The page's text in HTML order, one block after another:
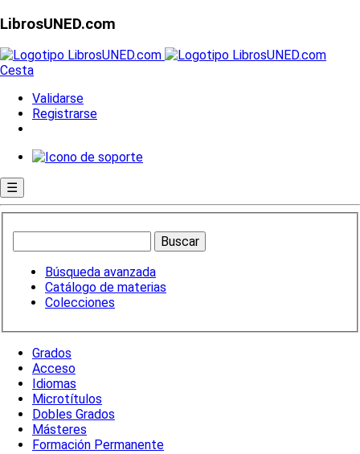
LibrosUNED.com
Cesta
Validarse
Registrarse
☰
Búsqueda avanzada
Catálogo de materias
Colecciones
Grados
Acceso
Idiomas
Microtítulos
Dobles Grados
Másteres
Formación Permanente